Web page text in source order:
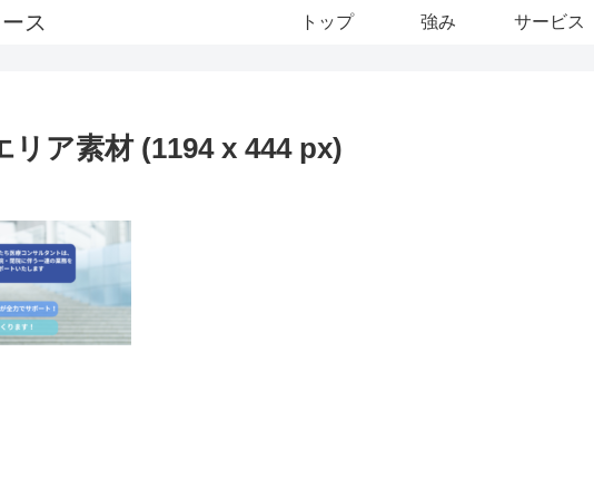
ス トップ 強み サービス
リア素材 (1194 x 444 px)